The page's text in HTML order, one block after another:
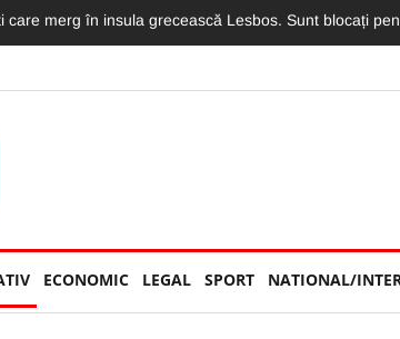
au ridicat ștacheta! Costumațiile lor au întors multe
ECONOMIC LEGAL SPORT NATIONAL/